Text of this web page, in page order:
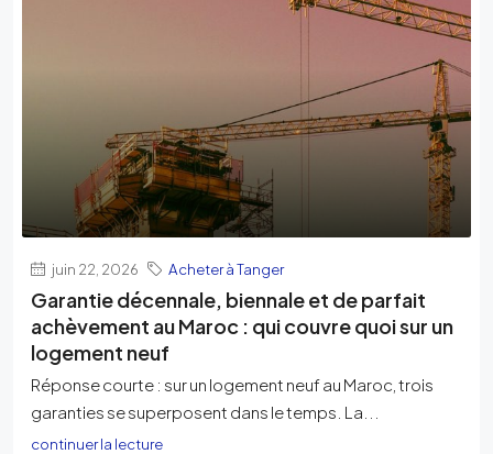
juin 22, 2026 Acheter à Tanger
Garantie décennale, biennale et de parfait
achèvement au Maroc : qui couvre quoi sur un
logement neuf
Réponse courte : sur un logement neuf au Maroc, trois
garanties se superposent dans le temps. La...
continuer la lecture